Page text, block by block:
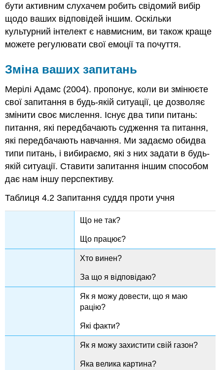
бути активним слухачем робить свідомий вибір
щодо ваших відповідей іншим. Оскільки
культурний інтелект є навмисним, ви також краще
можете регулювати свої емоції та почуття.
Зміна ваших запитань
Мерілі Адамс (2004). пропонує, коли ви змінюєте
свої запитання в будь-якій ситуації, це дозволяє
змінити своє мислення. Існує два типи питань:
питання, які передбачають судження та питання,
які передбачають навчання. Ми задаємо обидва
типи питань, і вибираємо, які з них задати в будь-
якій ситуації. Ставити запитання іншим способом
дає нам іншу перспективу.
Таблиця 4.2 Запитання суддя проти учня
Що не так?
Що працює?
Хто винен?
За що я відповідаю?
Як я можу довести, що я маю
рацію?
Які факти?
Як я можу захистити свій газон?
Яка велика картина?